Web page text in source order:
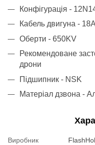
Конфігурація -
Кабель двигуна -
Оберти - 650KV
Рекомендоване
дрони
Підшипник - NSK
Матеріал дзвона -
Виробник